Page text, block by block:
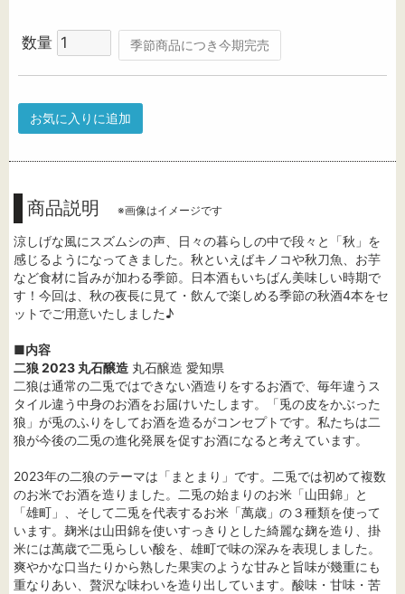
数量 季節商品につき今期完売
お気に入りに追加
商品説明 ※画像はイメージです
涼しげな風にスズムシの声、日々の暮らしの中で段々と「秋」を
感じるようになってきました。秋といえばキノコや秋刀魚、お芋
など食材に旨みが加わる季節。日本酒もいちばん美味しい時期で
す！今回は、秋の夜長に見て・飲んで楽しめる季節の秋酒4本をセ
ットでご用意いたしました♪
■内容
二狼 2023 丸石醸造 丸石醸造 愛知県
二狼は通常の二兎ではできない酒造りをするお酒で、毎年違うス
タイル違う中身のお酒をお届けいたします。「兎の皮をかぶった
狼」が兎のふりをしてお酒を造るがコンセプトです。私たちは二
狼が今後の二兎の進化発展を促すお酒になると考えています。
2023年の二狼のテーマは「まとまり」です。二兎では初めて複数
のお米でお酒を造りました。二兎の始まりのお米「山田錦」と
「雄町」、そして二兎を代表するお米「萬歳」の３種類を使って
います。麹米は山田錦を使いすっきりとした綺麗な麹を造り、掛
米には萬歳で二兎らしい酸を、雄町で味の深みを表現しました。
爽やかな口当たりから熟した果実のような甘みと旨味が幾重にも
重なりあい、贅沢な味わいを造り出しています。酸味・甘味・苦